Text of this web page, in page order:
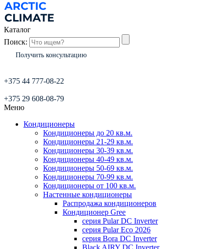
Каталог
Поиск:
Получить консультацию
+375 44 777-08-22
+375 29 608-08-79
Меню
Кондиционеры
Кондиционеры до 20 кв.м.
Кондиционеры 21-29 кв.м.
Кондиционеры 30-39 кв.м.
Кондиционеры 40-49 кв.м.
Кондиционеры 50-69 кв.м.
Кондиционеры 70-99 кв.м.
Кондиционеры от 100 кв.м.
Настенные кондиционеры
Распродажа кондиционеров
Кондиционер Gree
серия Pular DC Inverter
серия Pular Eco 2026
серия Bora DC Inverter
Black AIRY DC Inverter